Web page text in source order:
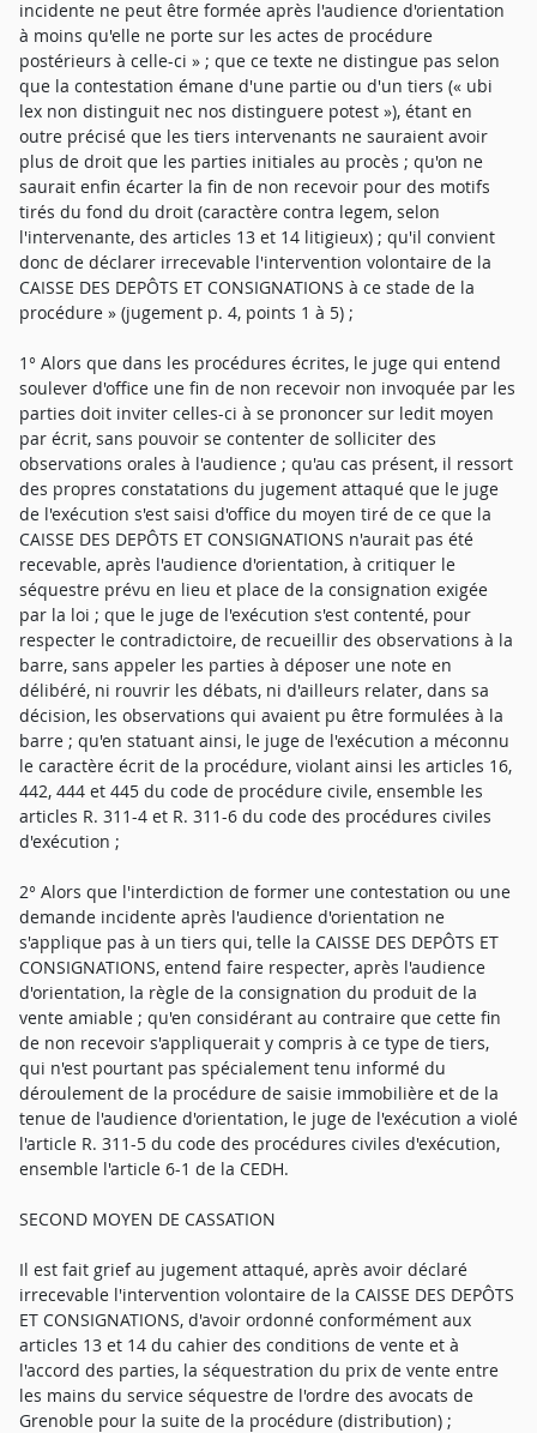
incidente ne peut être formée après l'audience d'orientation
à moins qu'elle ne porte sur les actes de procédure
postérieurs à celle-ci » ; que ce texte ne distingue pas selon
que la contestation émane d'une partie ou d'un tiers (« ubi
lex non distinguit nec nos distinguere potest »), étant en
outre précisé que les tiers intervenants ne sauraient avoir
plus de droit que les parties initiales au procès ; qu'on ne
saurait enfin écarter la fin de non recevoir pour des motifs
tirés du fond du droit (caractère contra legem, selon
l'intervenante, des articles 13 et 14 litigieux) ; qu'il convient
donc de déclarer irrecevable l'intervention volontaire de la
CAISSE DES DEPÔTS ET CONSIGNATIONS à ce stade de la
procédure » (jugement p. 4, points 1 à 5) ;
1° Alors que dans les procédures écrites, le juge qui entend
soulever d'office une fin de non recevoir non invoquée par les
parties doit inviter celles-ci à se prononcer sur ledit moyen
par écrit, sans pouvoir se contenter de solliciter des
observations orales à l'audience ; qu'au cas présent, il ressort
des propres constatations du jugement attaqué que le juge
de l'exécution s'est saisi d'office du moyen tiré de ce que la
CAISSE DES DEPÔTS ET CONSIGNATIONS n'aurait pas été
recevable, après l'audience d'orientation, à critiquer le
séquestre prévu en lieu et place de la consignation exigée
par la loi ; que le juge de l'exécution s'est contenté, pour
respecter le contradictoire, de recueillir des observations à la
barre, sans appeler les parties à déposer une note en
délibéré, ni rouvrir les débats, ni d'ailleurs relater, dans sa
décision, les observations qui avaient pu être formulées à la
barre ; qu'en statuant ainsi, le juge de l'exécution a méconnu
le caractère écrit de la procédure, violant ainsi les articles 16,
442, 444 et 445 du code de procédure civile, ensemble les
articles R. 311-4 et R. 311-6 du code des procédures civiles
d'exécution ;
2° Alors que l'interdiction de former une contestation ou une
demande incidente après l'audience d'orientation ne
s'applique pas à un tiers qui, telle la CAISSE DES DEPÔTS ET
CONSIGNATIONS, entend faire respecter, après l'audience
d'orientation, la règle de la consignation du produit de la
vente amiable ; qu'en considérant au contraire que cette fin
de non recevoir s'appliquerait y compris à ce type de tiers,
qui n'est pourtant pas spécialement tenu informé du
déroulement de la procédure de saisie immobilière et de la
tenue de l'audience d'orientation, le juge de l'exécution a violé
l'article R. 311-5 du code des procédures civiles d'exécution,
ensemble l'article 6-1 de la CEDH.
SECOND MOYEN DE CASSATION
Il est fait grief au jugement attaqué, après avoir déclaré
irrecevable l'intervention volontaire de la CAISSE DES DEPÔTS
ET CONSIGNATIONS, d'avoir ordonné conformément aux
articles 13 et 14 du cahier des conditions de vente et à
l'accord des parties, la séquestration du prix de vente entre
les mains du service séquestre de l'ordre des avocats de
Grenoble pour la suite de la procédure (distribution) ;